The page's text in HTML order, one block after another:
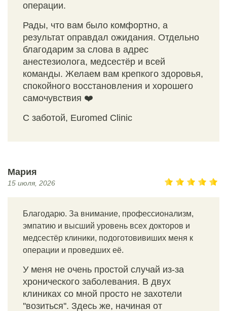
операции.
Рады, что вам было комфортно, а
результат оправдал ожидания. Отдельно
благодарим за слова в адрес
анестезиолога, медсестёр и всей
команды. Желаем вам крепкого здоровья,
спокойного восстановления и хорошего
самочувствия ❤️
С заботой, Euromed Clinic
Мария
15 июля, 2026
Благодарю. За внимание, профессионализм,
эмпатию и высший уровень всех докторов и
медсестёр клиники, подоготовивиших меня к
операции и проведших её.
У меня не очень простой случай из-за
хронического заболевания. В двух
клиниках со мной просто не захотели
''возиться''. Здесь же, начиная от